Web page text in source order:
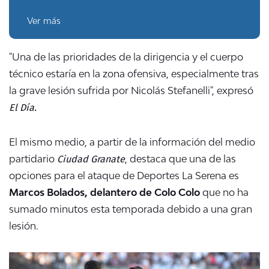
Ver más
"Una de las prioridades de la dirigencia y el cuerpo
técnico estaría en la zona ofensiva, especialmente tras
la grave lesión sufrida por Nicolás Stefanelli", expresó
El Día.
El mismo medio, a partir de la información del medio
partidario Ciudad Granate, destaca que una de las
opciones para el ataque de Deportes La Serena es
Marcos Bolados, delantero de Colo Colo que no ha
sumado minutos esta temporada debido a una gran
lesión.